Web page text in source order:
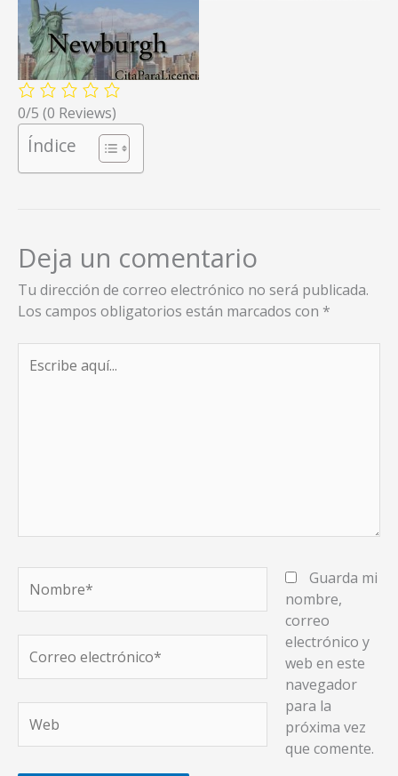
0/5 (0 Reviews)
Índice
Deja un comentario
Tu dirección de correo electrónico no será publicada.
Los campos obligatorios están marcados con *
aquí...
electrónico*
Guarda mi
nombre,
correo
electrónico y
web en este
navegador
para la
próxima vez
que comente.